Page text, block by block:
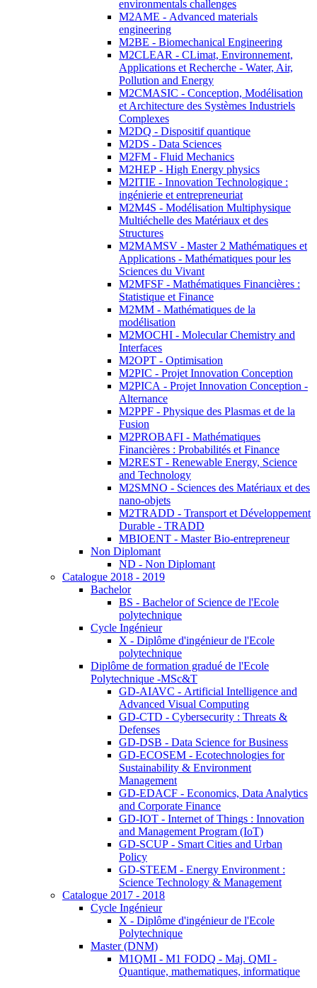
environmentals challenges
M2AME - Advanced materials
engineering
M2BE - Biomechanical Engineering
M2CLEAR - CLimat, Environnement,
Applications et Recherche - Water, Air,
Pollution and Energy
M2CMASIC - Conception, Modélisation
et Architecture des Systèmes Industriels
Complexes
M2DQ - Dispositif quantique
M2DS - Data Sciences
M2FM - Fluid Mechanics
M2HEP - High Energy physics
M2ITIE - Innovation Technologique :
ingénierie et entrepreneuriat
M2M4S - Modélisation Multiphysique
Multiéchelle des Matériaux et des
Structures
M2MAMSV - Master 2 Mathématiques et
Applications - Mathématiques pour les
Sciences du Vivant
M2MFSF - Mathématiques Financières :
Statistique et Finance
M2MM - Mathématiques de la
modélisation
M2MOCHI - Molecular Chemistry and
Interfaces
M2OPT - Optimisation
M2PIC - Projet Innovation Conception
M2PICA - Projet Innovation Conception -
Alternance
M2PPF - Physique des Plasmas et de la
Fusion
M2PROBAFI - Mathématiques
Financières : Probabilités et Finance
M2REST - Renewable Energy, Science
and Technology
M2SMNO - Sciences des Matériaux et des
nano-objets
M2TRADD - Transport et Développement
Durable - TRADD
MBIOENT - Master Bio-entrepreneur
Non Diplomant
ND - Non Diplomant
Catalogue 2018 - 2019
Bachelor
BS - Bachelor of Science de l'Ecole
polytechnique
Cycle Ingénieur
X - Diplôme d'ingénieur de l'Ecole
polytechnique
Diplôme de formation gradué de l'Ecole
Polytechnique -MSc&T
GD-AIAVC - Artificial Intelligence and
Advanced Visual Computing
GD-CTD - Cybersecurity : Threats &
Defenses
GD-DSB - Data Science for Business
GD-ECOSEM - Ecotechnologies for
Sustainability & Environment
Management
GD-EDACF - Economics, Data Analytics
and Corporate Finance
GD-IOT - Internet of Things : Innovation
and Management Program (IoT)
GD-SCUP - Smart Cities and Urban
Policy
GD-STEEM - Energy Environment :
Science Technology & Management
Catalogue 2017 - 2018
Cycle Ingénieur
X - Diplôme d'ingénieur de l'Ecole
Polytechnique
Master (DNM)
M1QMI - M1 FODQ - Maj. QMI -
Quantique, mathematiques, informatique